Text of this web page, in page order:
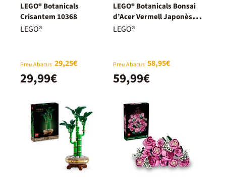
LEGO® Botanicals
Crisantem 10368
LEGO®
Preu Abacus 29,25€
29,99€
LEGO® Botanicals Bonsai
d’Acer Vermell Japonès
10348
LEGO®
Preu Abacus 58,95€
59,99€